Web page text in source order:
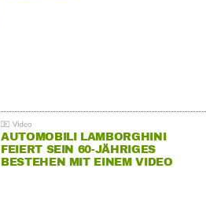
AUTOMOBILI LAMBORGHINI
FEIERT SEIN 60-JÄHRIGES
BESTEHEN MIT EINEM VIDEO